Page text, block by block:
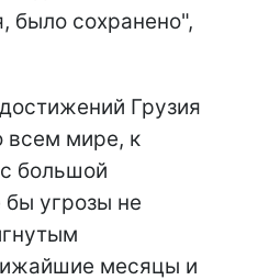
было сохранено",
Грузия
всем мире, к
большой
бы угрозы не
месяцы и